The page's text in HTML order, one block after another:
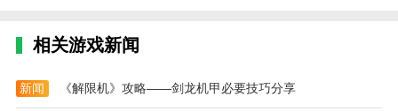
也更加精巧；
成绩，争夺排行榜的高位，挑战更高的分数和速度。
相关游戏新闻
新闻 《解限机》攻略——剑龙机甲必要技巧分享